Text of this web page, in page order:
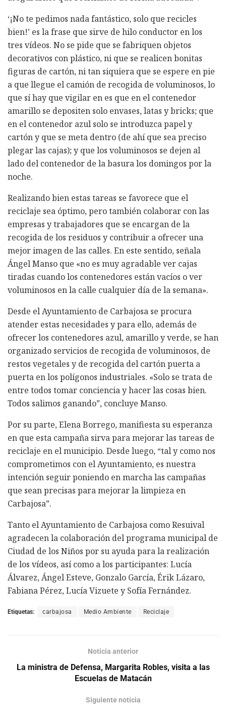
‘¡No te pedimos nada fantástico, solo que recicles
bien!’ es la frase que sirve de hilo conductor en los
tres vídeos. No se pide que se fabriquen objetos
decorativos con plástico, ni que se realicen bonitas
figuras de cartón, ni tan siquiera que se espere en pie
a que llegue el camión de recogida de voluminosos, lo
que sí hay que vigilar en es que en el contenedor
amarillo se depositen solo envases, latas y bricks; que
en el contenedor azul solo se introduzca papel y
cartón y que se meta dentro (de ahí que sea preciso
plegar las cajas); y que los voluminosos se dejen al
lado del contenedor de la basura los domingos por la
noche.
Realizando bien estas tareas se favorece que el
reciclaje sea óptimo, pero también colaborar con las
empresas y trabajadores que se encargan de la
recogida de los residuos y contribuir a ofrecer una
mejor imagen de las calles. En este sentido, señala
Ángel Manso que «no es muy agradable ver cajas
tiradas cuando los contenedores están vacíos o ver
voluminosos en la calle cualquier día de la semana».
Desde el Ayuntamiento de Carbajosa se procura
atender estas necesidades y para ello, además de
ofrecer los contenedores azul, amarillo y verde, se han
organizado servicios de recogida de voluminosos, de
restos vegetales y de recogida del cartón puerta a
puerta en los polígonos industriales. «Solo se trata de
entre todos tomar conciencia y hacer las cosas bien.
Todos salimos ganando”, concluye Manso.
Por su parte, Elena Borrego, manifiesta su esperanza
en que esta campaña sirva para mejorar las tareas de
reciclaje en el municipio. Desde luego, “tal y como nos
comprometimos con el Ayuntamiento, es nuestra
intención seguir poniendo en marcha las campañas
que sean precisas para mejorar la limpieza en
Carbajosa”.
Tanto el Ayuntamiento de Carbajosa como Resuival
agradecen la colaboración del programa municipal de
Ciudad de los Niños por su ayuda para la realización
de los vídeos, así como a los participantes: Lucía
Álvarez, Ángel Esteve, Gonzalo García, Érik Lázaro,
Fabiana Pérez, Lucía Vizuete y Sofía Fernández.
Etiquetas: carbajosa Medio Ambiente Reciclaje
Noticia anterior
La ministra de Defensa, Margarita Robles, visita a las
Escuelas de Matacán
Siguiente noticia